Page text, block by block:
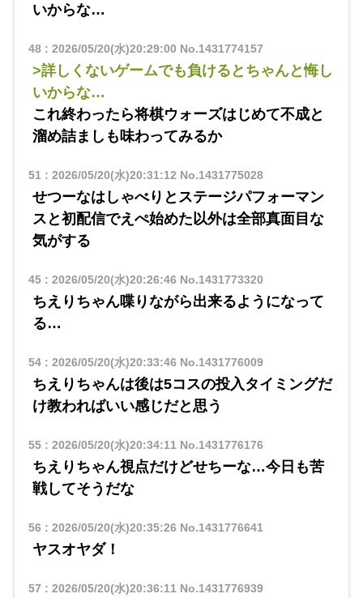
いからな…
48: 2026/05/20(水)20:29:00 No.1431774157
>詳しくないゲームでも負けるとちゃんと悔し
いからな…
これ終わったら将棋ウォーズはじめて不成と
溜め詰ましも味わってみるか
51: 2026/05/20(水)20:31:12 No.1431775028
せつーなはしゃべりとステージパフォーマン
スと初配信でえぺ始めた以外は全部真面目な
気がする
45: 2026/05/20(水)20:26:46 No.1431773320
ちえりちゃん喋りながら出来るようになって
る…
54: 2026/05/20(水)20:33:46 No.1431776009
ちえりちゃんは後は5コスの投入タイミングだ
け教わればいい感じだと思う
55: 2026/05/20(水)20:34:11No.1431776176
ちえりちゃん視点だけどせちーな…今日も苦
戦してそうだな
56 : 2026/05/20(水)20:35:26 No.1431776641
ヤスオヤダ！
57 : 2026/05/20(水)20:36:11No.1431776939